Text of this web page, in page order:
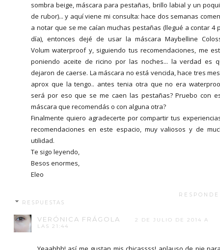
sombra beige, máscara para pestañas, brillo labial y un
de rubor)... y aquí viene mi consulta: hace dos semanas
a notar que se me caían muchas pestañas (llegué a contar 4
día), entonces dejé de usar la máscara Maybelline
Volum waterproof y, siguiendo tus recomendaciones, me
poniendo aceite de ricino por las noches... la verdad es
dejaron de caerse. La máscara no está vencida, hace tres
aprox que la tengo.. antes tenia otra que no era
será por eso que se me caen las pestañas? Pruebo con
máscara que recomendás o con alguna otra?
Finalmente quiero agradecerte por compartir tus
recomendaciones en este espacio, muy valiosos y de
utilidad.
Te sigo leyendo,
Besos enormes,
Eleo
RESPUESTAS
VERÓNICA FRÁGOLA
2 DE JULIO DE 2014 A
LAS 21:44